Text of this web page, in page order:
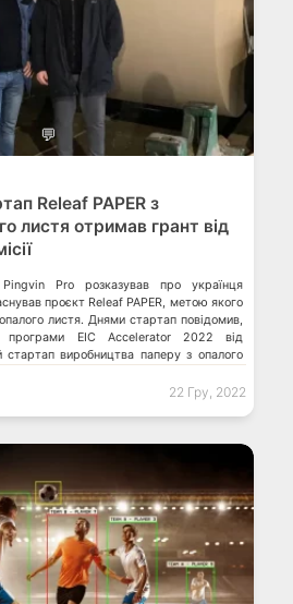
💬
Releaf PAPER з
листя отримав грант від
Pro розказував про українця
проєкт Releaf PAPER, метою якого
листя. Днями стартап повідомив,
EIC Accelerator 2022 від
стартап виробництва паперу з опалого
запускає […]
22 Гру, 2022